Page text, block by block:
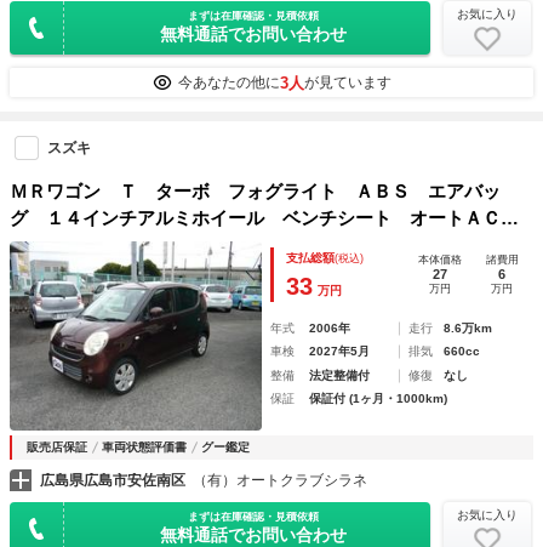
まずは在庫確認・見積依頼
無料通話でお問い合わせ
お気に入り
今あなたの他に3人が見ています
スズキ
ＭＲワゴン Ｔ ターボ フォグライト ＡＢＳ エアバッ
グ １４インチアルミホイール ベンチシート オートＡＣ
禁煙車
支払総額(税込)
33 万円
本体価格
27
万円
諸費用
6
万円
年式 2006年 走行
8.6万km
車検
2027年5月 排気
660cc
整備
法定整備付 修復
なし
保証
保証付 (1ヶ月・1000km)
販売店保証 車両状態評価書 グー鑑定
広島県広島市安佐南区 （有）オートクラブシラネ
まずは在庫確認・見積依頼
無料通話でお問い合わせ
お気に入り